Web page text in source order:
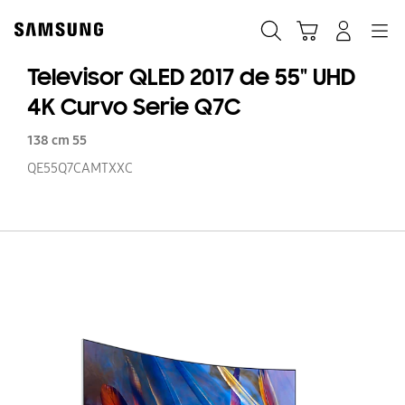
content
Televisor QLED 2017 de 55" UHD
4K Curvo Serie Q7C
138 cm 55
QE55Q7CAMTXXC